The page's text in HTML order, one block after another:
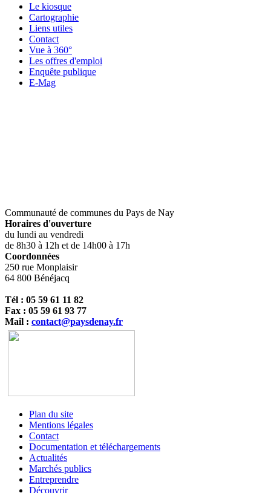
Le kiosque
Cartographie
Liens utiles
Contact
Vue à 360°
Les offres d'emploi
Enquête publique
E-Mag
Communauté de communes du Pays de Nay
Horaires d'ouverture
du lundi au vendredi
de 8h30 à 12h et de 14h00 à 17h
Coordonnées
250 rue Monplaisir
64 800 Bénéjacq
Tél : 05 59 61 11 82
Fax : 05 59 61 93 77
Mail : contact@paysdenay.fr
Plan du site
Mentions légales
Contact
Documentation et téléchargements
Actualités
Marchés publics
Entreprendre
Découvrir